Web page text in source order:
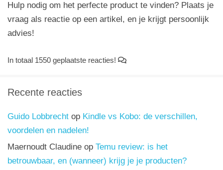
Hulp nodig om het perfecte product te vinden? Plaats je
vraag als reactie op een artikel, en je krijgt persoonlijk
advies!
In totaal 1550 geplaatste reacties!
Recente reacties
Guido Lobbrecht op Kindle vs Kobo: de verschillen,
voordelen en nadelen!
Maernoudt Claudine op Temu review: is het
betrouwbaar, en (wanneer) krijg je je producten?